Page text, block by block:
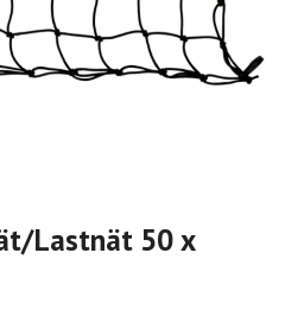
Lastnät 50 x